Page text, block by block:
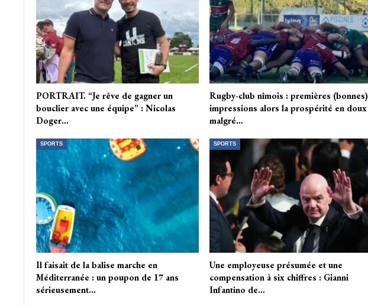
PORTRAIT. “Je rêve de gagner un
bouclier avec une équipe” : Nicolas
Doger…
Rugby-club nîmois : premières (bonnes)
impressions alors la prospérité en doux
malgré…
SPORTS
Il faisait de la balise marche en
Méditerranée : un poupon de 17 ans
sérieusement…
SPORTS
Une employeuse présumée et une
compensation à six chiffres : Gianni
Infantino de…